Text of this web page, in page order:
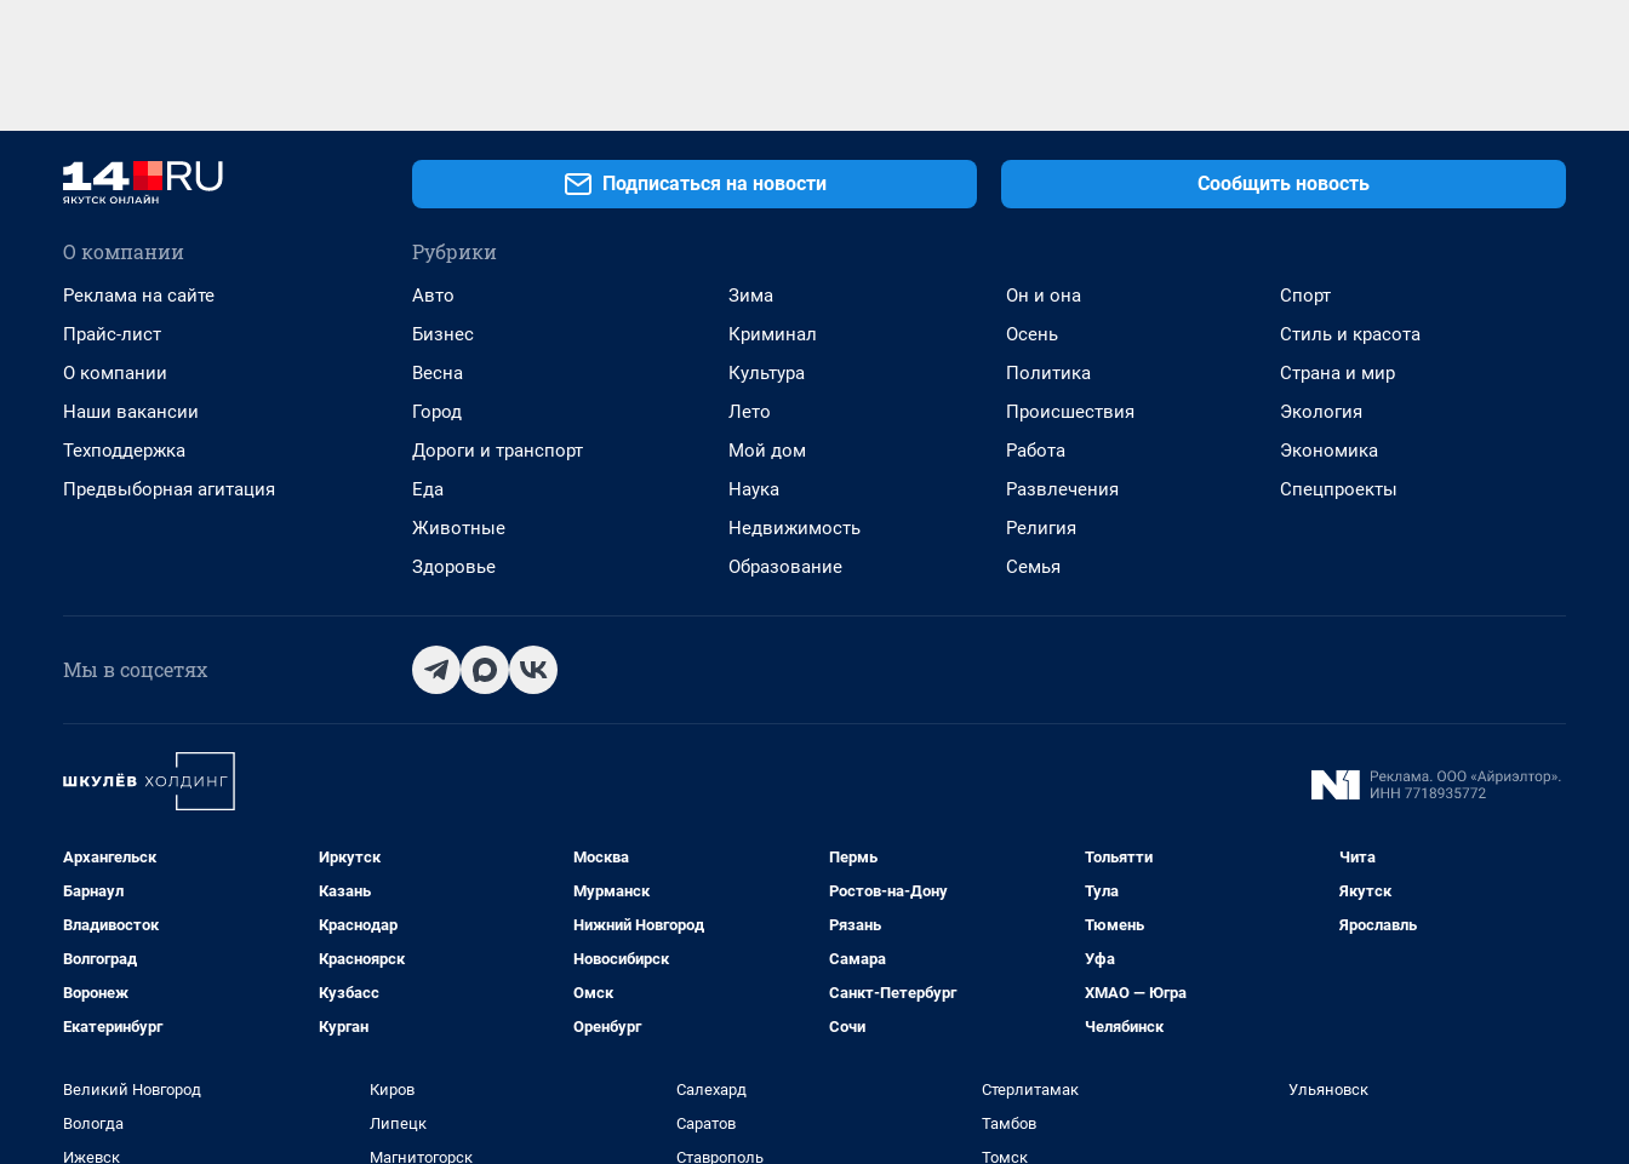
Подписаться на новости Сообщить новость
О компании
Реклама на сайте
Прайс-лист
О компании
Наши вакансии
Техподдержка
Предвыборная агитация
Рубрики
Авто
Бизнес
Весна
Город
Дороги и транспорт
Еда
Животные
Здоровье
Зима
Криминал
Культура
Лето
Мой дом
Наука
Недвижимость
Образование
Он и она
Осень
Политика
Происшествия
Работа
Развлечения
Религия
Семья
Спорт
Стиль и красота
Страна и мир
Экология
Экономика
Спецпроекты
Мы в соцсетях
Архангельск
Барнаул
Владивосток
Волгоград
Воронеж
Екатеринбург
Иркутск
Казань
Краснодар
Красноярск
Кузбасс
Курган
Москва
Мурманск
Нижний Новгород
Новосибирск
Омск
Оренбург
Пермь
Ростов-на-Дону
Рязань
Самара
Санкт-Петербург
Сочи
Тольятти
Тула
Тюмень
Уфа
ХМАО — Югра
Челябинск
Чита
Якутск
Ярославль
Великий Новгород
Вологда
Ижевск
Киров
Липецк
Магнитогорск
Салехард
Саратов
Ставрополь
Стерлитамак
Тамбов
Томск
Ульяновск